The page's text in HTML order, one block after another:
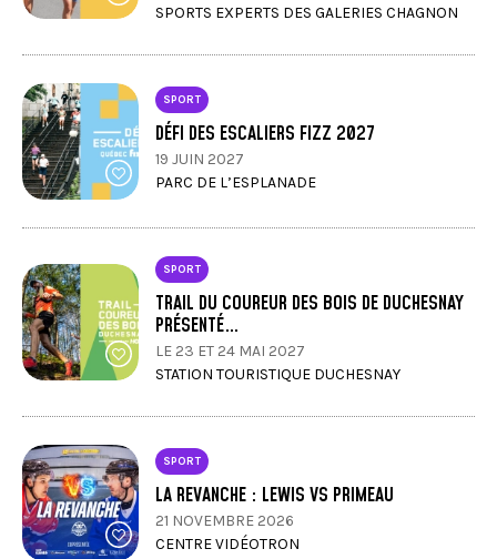
SPORTS EXPERTS DES GALERIES CHAGNON
SPORT
DÉFI DES ESCALIERS FIZZ 2027
19 JUIN 2027
PARC DE L’ESPLANADE
SPORT
TRAIL DU COUREUR DES BOIS DE DUCHESNAY
PRÉSENTÉ…
LE 23 ET 24 MAI 2027
STATION TOURISTIQUE DUCHESNAY
SPORT
LA REVANCHE : LEWIS VS PRIMEAU
21 NOVEMBRE 2026
CENTRE VIDÉOTRON